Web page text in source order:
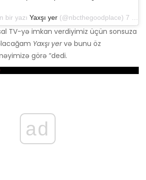
bir yazı Yaxşı yer (@nbcthegoodplace) 7 iyun 2019 tarixində, saat 19: 11-də PDT
TV-yə imkan verdiyimiz üçün sonsuza
Yaxşı yervə bunu öz
görə ”dedi.
ad